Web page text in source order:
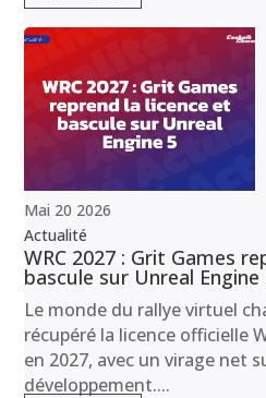
Mai 20 2026
Actualité
WRC 2027 : Grit Games
bascule sur Unreal Engine
Le monde du rallye virtuel
récupéré la licence officielle
en 2027, avec un virage net
développement....